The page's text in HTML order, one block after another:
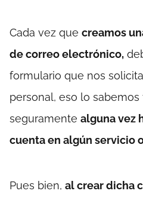
Cada vez que creamos
de correo electrónico,
formulario que nos
personal, eso lo
seguramente alguna vez
cuenta en algún servicio
Pues bien, al crear dicha